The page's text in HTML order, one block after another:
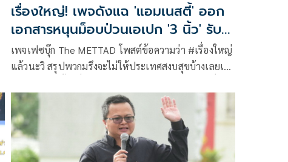
เรื่องใหญ่! เพจดังแฉ 'แอมเนสตี้' ออก
เอกสารหนุนม็อบป่วนเอเปก '3 นิ้ว' รับ
ลูกทันควัน
เพจเฟซบุ๊ก The METTAD โพสต์ข้อความว่า #เรื่องใหญ่
แล้วนะวิ สรุปพวกมรึงจะไม่ให้ประเทศสงบสุขบ้างเลยเลย
เจี๊ยมมาพักใหญ่ จนกระแสไล่แอมเนสตี้เริ่มซาลง นั่นล่ะ
ฮะ คุณผู้ชม มันก็มากวนตีนเราอีกครั้ง